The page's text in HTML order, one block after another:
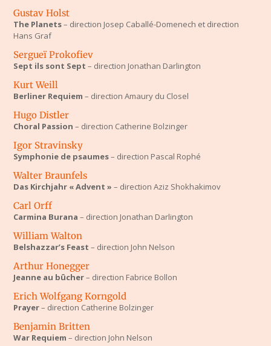
Gustav Holst
The Planets– direction Josep Caballé-Domenech et direction
Hans Graf
Sergueï Prokofiev
Sept ils sont Sept – direction Jonathan Darlington
Kurt Weill
Berliner Requiem– direction Amaury du Closel
Hugo Distler
Choral Passion – direction Catherine Bolzinger
Igor Stravinsky
Symphonie de psaumes– direction Pascal Rophé
Walter Braunfels
Das Kirchjahr « Advent » – direction Aziz Shokhakimov
Carl Orff
Carmina Burana – direction Jonathan Darlington
William Walton
Belshazzar’s Feast – direction John Nelson
Arthur Honegger
Jeanne au bûcher– direction Fabrice Bollon
Erich Wolfgang Korngold
Prayer– direction Catherine Bolzinger
Benjamin Britten
War Requiem – direction John Nelson